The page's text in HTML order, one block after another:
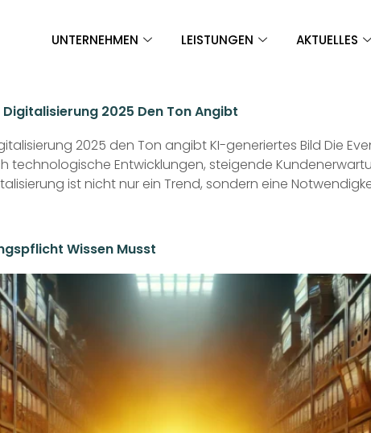
UNTERNEHMEN LEISTUNGEN AKTUELLES
2025 Den Ton Angibt
2025 den Ton angibt KI-generiertes Bild Die
technologische Entwicklungen, steigende
ist nicht nur ein Trend, sondern eine
Wissen Musst​